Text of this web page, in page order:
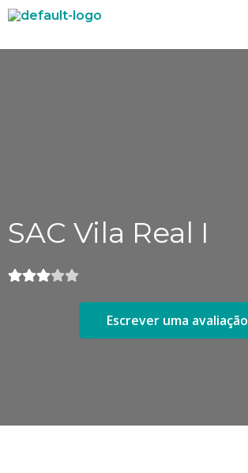
SAC Vila Real I
Escrever uma avaliação